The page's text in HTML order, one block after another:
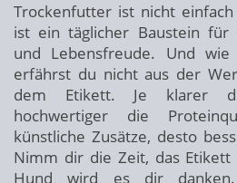
Trockenfutter ist nicht
ist ein täglicher Baustein für
und Lebensfreude. Und
erfährst du nicht aus der
dem Etikett. Je klarer
hochwertiger die
künstliche Zusätze, desto
Nimm dir die Zeit, das
Hund wird es dir